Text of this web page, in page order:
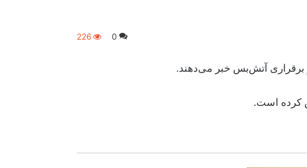
0
226
برقراری آتش‌بس خبر می‌دهند.